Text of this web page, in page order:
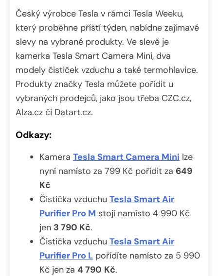
Český výrobce Tesla v rámci Tesla Weeku,
který proběhne příští týden, nabídne zajímavé
slevy na vybrané produkty. Ve slevě je
kamerka Tesla Smart Camera Mini, dva
modely čističek vzduchu a také termohlavice.
Produkty značky Tesla můžete pořídit u
vybraných prodejců, jako jsou třeba CZC.cz,
Alza.cz či Datart.cz.
Odkazy:
Kamera Tesla Smart Camera Mini lze
nyní namísto za 799 Kč pořídit za 649
Kč
Čistička vzduchu Tesla Smart Air
Purifier Pro M stojí namísto 4 990 Kč
jen 3 790 Kč.
Čistička vzduchu Tesla Smart Air
Purifier Pro L pořídíte namísto za 5 990
Kč jen za 4 790 Kč.